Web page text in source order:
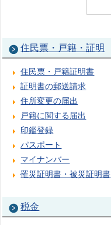
住民票・戸籍・証明
住民票・戸籍証明書
証明書の郵送請求
住所変更の届出
戸籍に関する届出
印鑑登録
パスポート
マイナンバー
罹災証明書・被災証明書
税金